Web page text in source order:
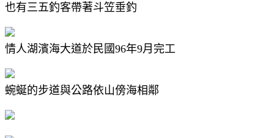
也有三五釣客帶著斗笠垂釣
情人湖濱海大道於民國96年9月完工
蜿蜒的步道與公路依山傍海相鄰